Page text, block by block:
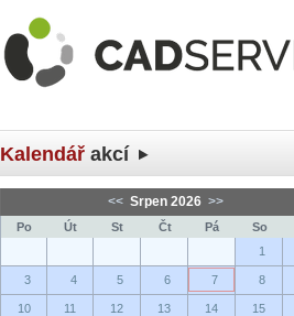
Kalendář akcí
<< Srpen 2026 >>
Po Út St Čt Pá So
1
3 4 5 6 7 8
10 11 12 13 14 15